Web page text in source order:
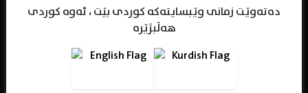
دەتەوێت زمانی وێبسایتەکە کوردی بێت ، ئەوە کوردی
هەڵبژێرە
Gender : male